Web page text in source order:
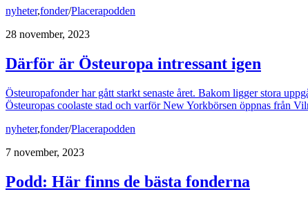
nyheter,fonder/Placerapodden
28 november, 2023
Därför är Östeuropa intressant igen
Östeuropafonder har gått starkt senaste året. Bakom ligger stora
Östeuropas coolaste stad och varför New Yorkbörsen öppnas från
nyheter,fonder/Placerapodden
7 november, 2023
Podd: Här finns de bästa fonderna